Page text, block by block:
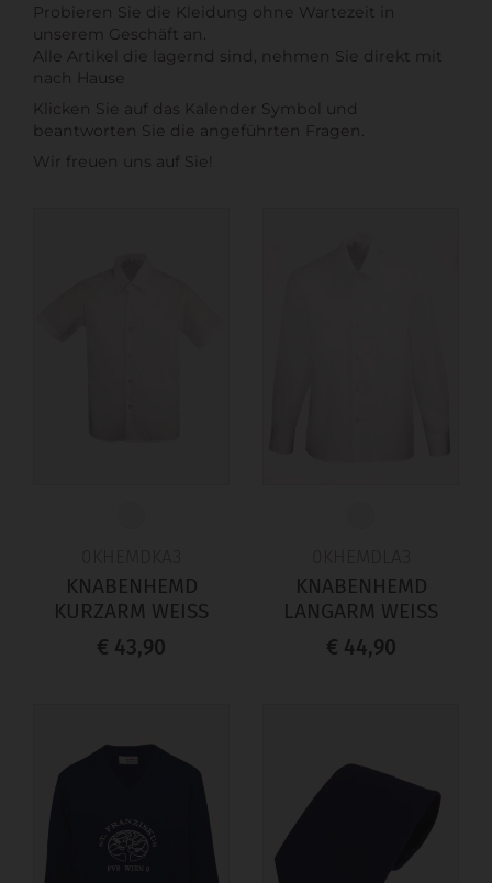
Probieren Sie die Kleidung ohne Wartezeit in
unserem Geschäft an.
Alle Artikel die lagernd sind, nehmen Sie direkt mit
nach Hause
Klicken Sie auf das Kalender Symbol und
beantworten Sie die angeführten Fragen.
Wir freuen uns auf Sie!
KNABENHEMD
KURZARM WEISS
€ 43,90
KNABENHEMD
LANGARM WEISS
€ 44,90